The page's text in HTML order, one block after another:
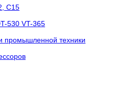
C15
530 VT-365
промышленной техники